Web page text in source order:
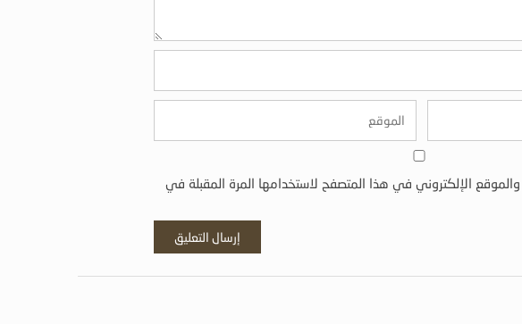
الإلكتروني في هذا المتصفح لاستخدامها المرة المقبلة في